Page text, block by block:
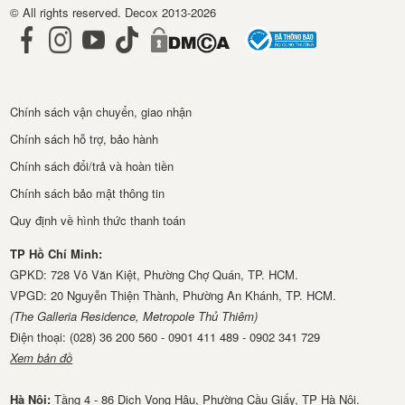
© All rights reserved. Decox 2013-2026
Chính sách vận chuyển, giao nhận
Chính sách hỗ trợ, bảo hành
Chính sách đổi/trả và hoàn tiền
Chính sách bảo mật thông tin
Quy định về hình thức thanh toán
TP Hồ Chí Minh:
GPKD: 728 Võ Văn Kiệt, Phường Chợ Quán, TP. HCM.
VPGD: 20 Nguyễn Thiện Thành, Phường An Khánh, TP. HCM.
(The Galleria Residence, Metropole Thủ Thiêm)
Điện thoại: (028) 36 200 560 - 0901 411 489 - 0902 341 729
Xem bản đồ
Hà Nội:Tầng 4 - 86 Dịch Vọng Hậu, Phường Cầu Giấy, TP Hà Nội.